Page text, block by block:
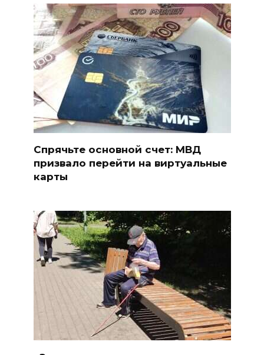
Спрячьте основной счет: МВД
призвало перейти на виртуальные
карты